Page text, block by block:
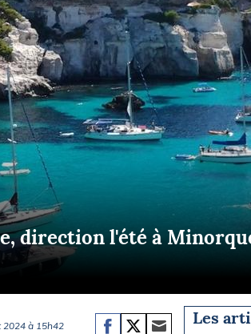
METEO CONSULT Marine
Briefings
FLASH INFO
direction l'été à
à 15h42
Les